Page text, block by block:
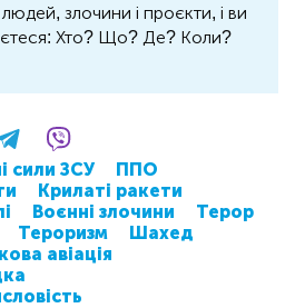
злочини і проєкти, і ви
Хто? Що? Де? Коли?
сили ЗСУ
ППО
Крилаті ракети
Воєнні злочини
Терор
Тероризм
Шахед
авіація